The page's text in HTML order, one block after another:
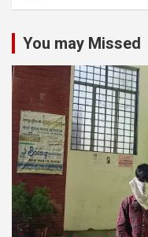
You may Missed